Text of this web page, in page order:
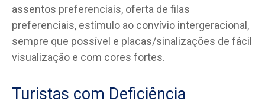
assentos preferenciais, oferta de filas
preferenciais, estímulo ao convívio intergeracional,
sempre que possível e placas/sinalizações de fácil
visualização e com cores fortes.
Turistas com Deficiência